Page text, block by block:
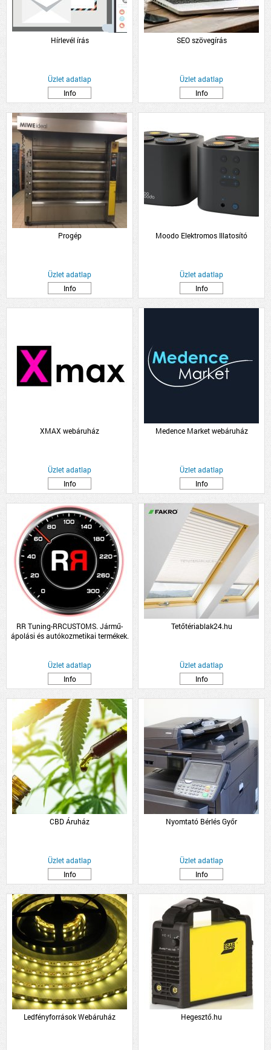
Hírlevél írás
Üzlet adatlap
Info
SEO szövegírás
Üzlet adatlap
Info
Progép
Üzlet adatlap
Info
Moodo Elektromos Illatosító
Üzlet adatlap
Info
XMAX webáruház
Üzlet adatlap
Info
Medence Market webáruház
Üzlet adatlap
Info
RR Tuning-RRCUSTOMS. Jármű-
ápolási és autókozmetikai termékek.
Üzlet adatlap
Info
Tetőtériablak24.hu
Üzlet adatlap
Info
CBD Áruház
Üzlet adatlap
Info
Nyomtató Bérlés Győr
Üzlet adatlap
Info
Ledfényforrások Webáruház Hegesztő.hu